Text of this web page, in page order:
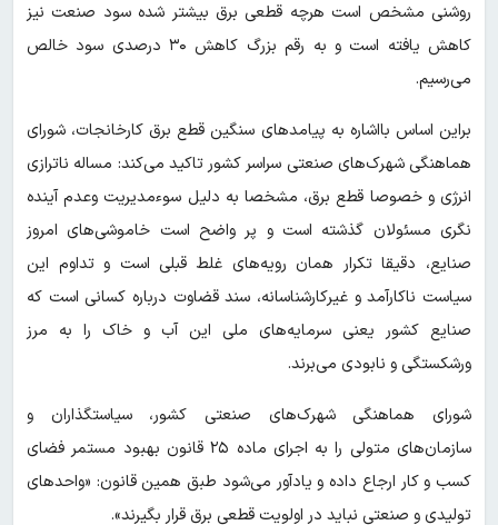
روشنی مشخص است هرچه قطعی برق بیشتر شده سود صنعت نیز
کاهش یافته است و به رقم بزرگ کاهش ۳۰ درصدی سود خالص
می‌رسیم.
براین اساس بااشاره به پیامدهای سنگین قطع برق کارخانجات، شورای
هماهنگی شهرک‌های صنعتی سراسر کشور تاکید می‌کند: مساله ناترازی
انرژی و خصوصا قطع برق، مشخصا به دلیل سوءمدیریت وعدم آینده
نگری مسئولان گذشته است و پر واضح است خاموشی‌های امروز
صنایع، دقیقا تکرار همان رویه‌های غلط قبلی است و تداوم این
سیاست ناکارآمد و غیرکارشناسانه، سند قضاوت درباره کسانی است که
صنایع کشور یعنی سرمایه‌های ملی این آب و خاک را به مرز
ورشکستگی و نابودی می‌برند.
شورای هماهنگی شهرک‌های صنعتی کشور، سیاستگذاران و
سازمان‌های متولی را به اجرای ماده ۲۵ قانون بهبود مستمر فضای
کسب و کار ارجاع داده و یادآور می‌شود طبق همین قانون: «واحدهای
تولیدی و صنعتی نباید در اولویت قطعی برق قرار بگیرند».